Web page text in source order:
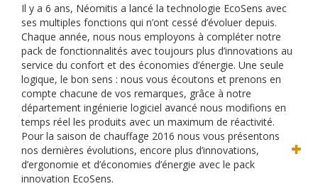
Il y a 6 ans, Néomitis a lancé la technologie EcoSens avec
ses multiples fonctions qui n’ont cessé d’évoluer depuis.
Chaque année, nous nous employons à compléter notre
pack de fonctionnalités avec toujours plus d’innovations au
service du confort et des économies d’énergie. Une seule
logique, le bon sens : nous vous écoutons et prenons en
compte chacune de vos remarques, grâce à notre
département ingénierie logiciel avancé nous modifions en
temps réel les produits avec un maximum de réactivité.
Pour la saison de chauffage 2016 nous vous présentons
nos dernières évolutions, encore plus d’innovations,
d’ergonomie et d’économies d’énergie avec le pack
innovation EcoSens.